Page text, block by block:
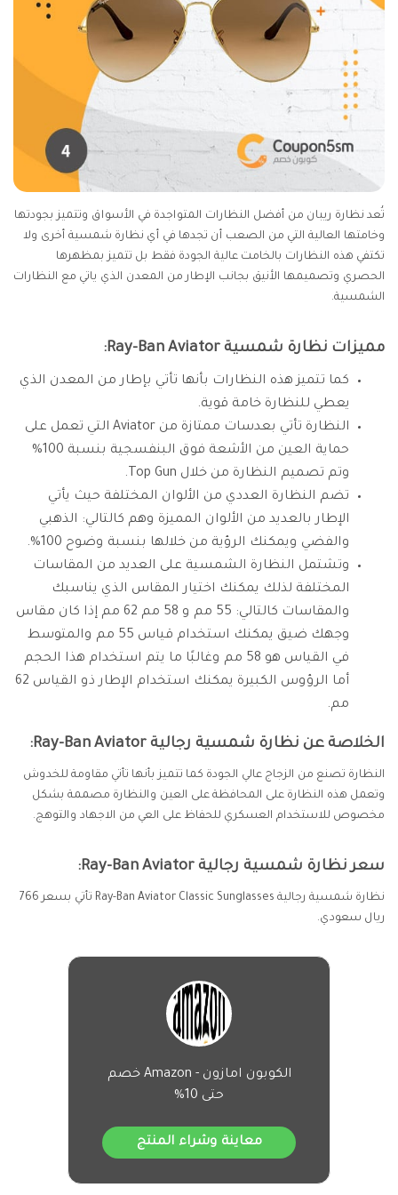
تُعد نظارة ريبان من أفضل النظارات المتواجدة في الأسواق وتتميز بجودتها
وخامتها العالية التي من الصعب أن تجدها في أي نظارة شمسية أخرى ولا
تكتفي هذه النظارات بالخامت عالية الجودة فقط بل تتميز بمظهرها
الحصري وتصميمها الأنيق بجانب الإطار من المعدن الذي ياتي مع النظارات
الشمسية.
مميزات نظارة شمسية Ray-Ban Aviator:
كما تتميز هذه النظارات بأنها تأتي بإطار من المعدن الذي
يعطي للنظارة خامة قوية.
النظارة تأتي بعدسات ممتازة من Aviator التي تعمل على
حماية العين من الأشعة فوق البنفسجية بنسبة 100%
وتم تصميم النظارة من خلال Top Gun.
تضم النظارة العددي من الألوان المختلفة حيث يأتي
الإطار بالعديد من الألوان المميزة وهم كالتالي: الذهبي
والفضي ويمكنك الرؤية من خلالها بنسبة وضوح 100%.
وتشتمل النظارة الشمسية على العديد من المقاسات
المختلفة لذلك يمكنك اختيار المقاس الذي يناسبك
والمقاسات كالتالي: 55 مم و 58 مم 62 مم إذا كان مقاس
وجهك ضيق يمكنك استخدام قياس 55 مم والمتوسط
في القياس هو 58 مم وغالبًا ما يتم استخدام هذا الحجم
أما الرؤوس الكبيرة يمكنك استخدام الإطار ذو القياس 62
مم.
الخلاصة عن نظارة شمسية رجالية Ray-Ban Aviator:
النظارة تصنع من الزجاج عالي الجودة كما تتميز بأنها تأتي مقاومة للخدوش
وتعمل هذه النظارة على المحافظة على العين والنظارة مصممة بشكل
مخصوص للاستخدام العسكري للحفاظ على العي من الاجهاد والتوهج.
سعر نظارة شمسية رجالية Ray-Ban Aviator:
نظارة شمسية رجالية Ray-Ban Aviator Classic Sunglasses تأتي بسعر 766
ريال سعودي.
الكوبون امازون - Amazon خصم
حتى 10%
معاينة وشراء المنتج